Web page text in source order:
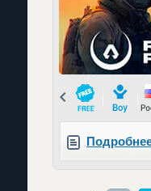
Prev